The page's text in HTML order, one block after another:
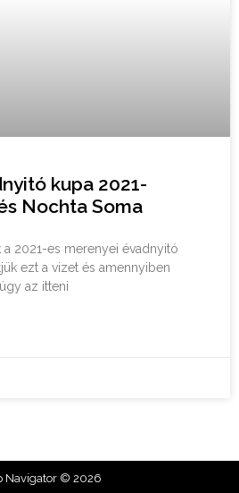
kupa 2021-
Nochta Soma
a 2021-es merenyei évadnyitó
ezt a vizet és amennyiben
az itteni
Navigator © 2026